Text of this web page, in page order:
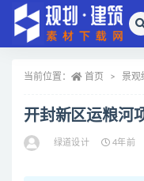
当前位置： 首页 景观
开封新区运粮河
绿道设计 4年前
全部